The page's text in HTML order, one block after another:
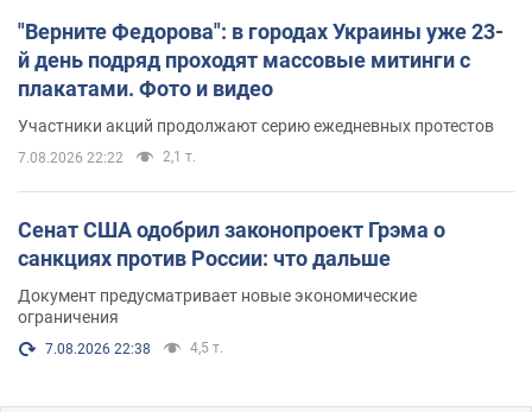
"Верните Федорова": в городах Украины уже 23-
й день подряд проходят массовые митинги с
плакатами. Фото и видео
Участники акций продолжают серию ежедневных протестов
7.08.2026 22:22 2,1 т.
Сенат США одобрил законопроект Грэма о
санкциях против России: что дальше
Документ предусматривает новые экономические
ограничения
7.08.2026 22:38 4,5 т.